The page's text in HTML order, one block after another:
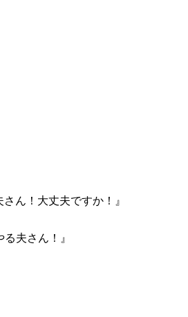
夫ですか！』
ん！』